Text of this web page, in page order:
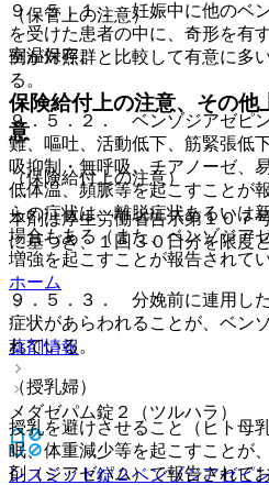
（保管上の注意）
室温保存。
保険給付上の注意、その他
意
（保険給付上の注意）
本剤は厚生労働省告示第１０７
に基づき、１回３０日分を限度
ホーム
薬剤情報
メダゼパム錠２（ツルハラ）
レスミット錠２ベンゾジアゼピ
９．５．１． 妊娠中に他のベ
を受けた患者の中に、奇形を有
例が対照群と比較して有意に多
る。
９．５．２． ベンゾジアゼピ
難、嘔吐、活動低下、筋緊張低
吸抑制・無呼吸、チアノーゼ、
低体温、頻脈等を起こすことが
らの症状は、離脱症状あるいは
場合もある（また、ベンゾジア
増強を起こすことが報告されてい
９．５．３． 分娩前に連用し
症状があらわれることが、ベン
れている。
（授乳婦）
授乳を避けさせること（ヒト母
眠、体重減少等を起こすことが
剤（ジアゼパム）で報告されて